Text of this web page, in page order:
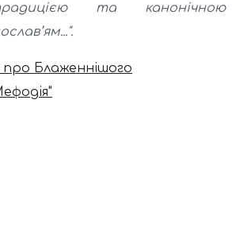
та канонічною
Блаженнішого